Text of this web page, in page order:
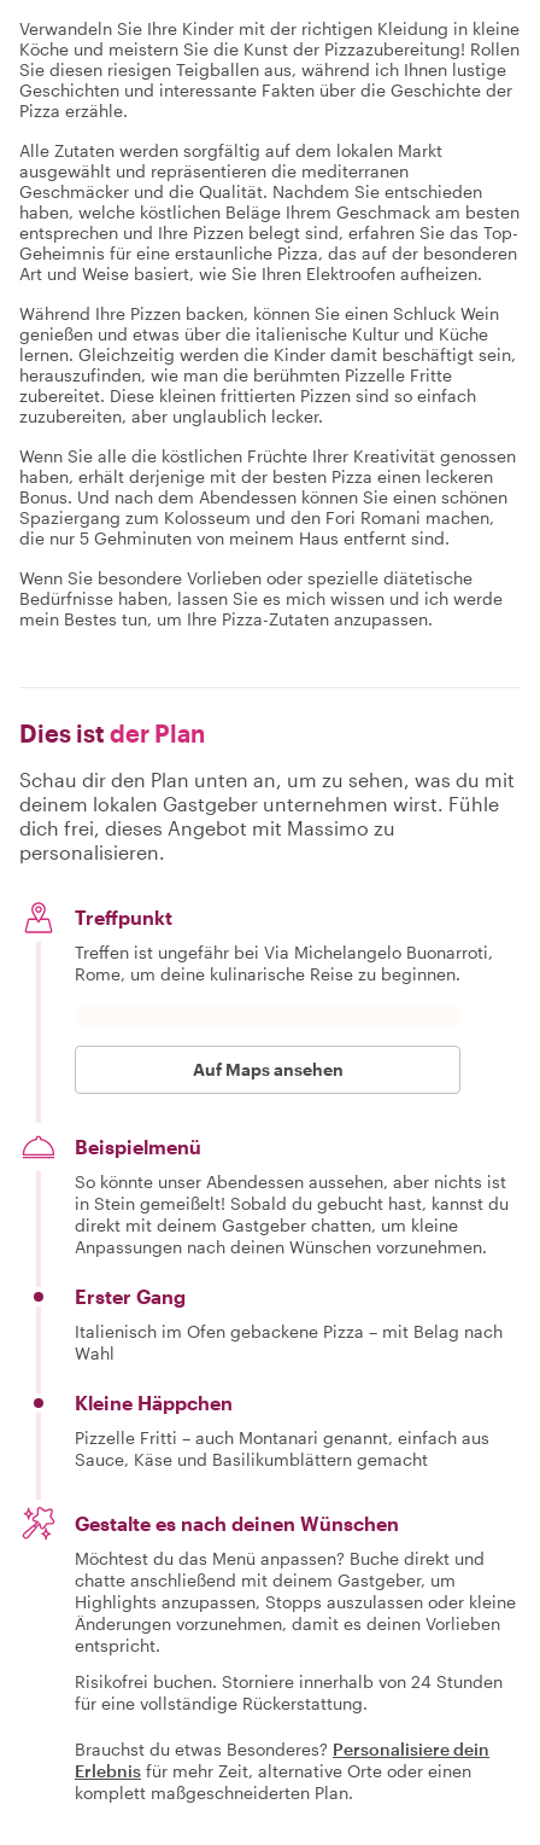
Verwandeln Sie Ihre Kinder mit der richtigen Kleidung in kleine
Köche und meistern Sie die Kunst der Pizzazubereitung! Rollen
Sie diesen riesigen Teigballen aus, während ich Ihnen lustige
Geschichten und interessante Fakten über die Geschichte der
Pizza erzähle.
Alle Zutaten werden sorgfältig auf dem lokalen Markt
ausgewählt und repräsentieren die mediterranen
Geschmäcker und die Qualität. Nachdem Sie entschieden
haben, welche köstlichen Beläge Ihrem Geschmack am besten
entsprechen und Ihre Pizzen belegt sind, erfahren Sie das Top-
Geheimnis für eine erstaunliche Pizza, das auf der besonderen
Art und Weise basiert, wie Sie Ihren Elektroofen aufheizen.
Während Ihre Pizzen backen, können Sie einen Schluck Wein
genießen und etwas über die italienische Kultur und Küche
lernen. Gleichzeitig werden die Kinder damit beschäftigt sein,
herauszufinden, wie man die berühmten Pizzelle Fritte
zubereitet. Diese kleinen frittierten Pizzen sind so einfach
zuzubereiten, aber unglaublich lecker.
Wenn Sie alle die köstlichen Früchte Ihrer Kreativität genossen
haben, erhält derjenige mit der besten Pizza einen leckeren
Bonus. Und nach dem Abendessen können Sie einen schönen
Spaziergang zum Kolosseum und den Fori Romani machen,
die nur 5 Gehminuten von meinem Haus entfernt sind.
Wenn Sie besondere Vorlieben oder spezielle diätetische
Bedürfnisse haben, lassen Sie es mich wissen und ich werde
mein Bestes tun, um Ihre Pizza-Zutaten anzupassen.
Dies ist der Plan
Schau dir den Plan unten an, um zu sehen, was du mit
deinem lokalen Gastgeber unternehmen wirst. Fühle
dich frei, dieses Angebot mit Massimo zu
personalisieren.
Treffpunkt
Treffen ist ungefähr bei Via Michelangelo Buonarroti,
Rome, um deine kulinarische Reise zu beginnen.
Auf Maps ansehen
Beispielmenü
So könnte unser Abendessen aussehen, aber nichts ist
in Stein gemeißelt! Sobald du gebucht hast, kannst du
direkt mit deinem Gastgeber chatten, um kleine
Anpassungen nach deinen Wünschen vorzunehmen.
Erster Gang
Italienisch im Ofen gebackene Pizza – mit Belag nach
Wahl
Kleine Häppchen
Pizzelle Fritti – auch Montanari genannt, einfach aus
Sauce, Käse und Basilikumblättern gemacht
Gestalte es nach deinen Wünschen
Möchtest du das Menü anpassen? Buche direkt und
chatte anschließend mit deinem Gastgeber, um
Highlights anzupassen, Stopps auszulassen oder kleine
Änderungen vorzunehmen, damit es deinen Vorlieben
entspricht.
Risikofrei buchen. Storniere innerhalb von 24 Stunden
für eine vollständige Rückerstattung.
Brauchst du etwas Besonderes? Personalisiere dein
Erlebnis für mehr Zeit, alternative Orte oder einen
komplett maßgeschneiderten Plan.